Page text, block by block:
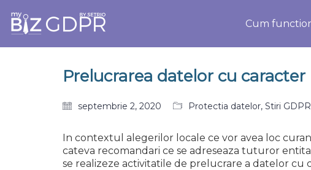
Cum
Prelucrarea datelor cu
septembrie 2, 2020 Protectia datelor, Stiri
In contextul alegerilor locale ce vor avea loc
cateva recomandari ce se adreseaza tuturor
se realizeze activitatile de prelucrare a datelor cu